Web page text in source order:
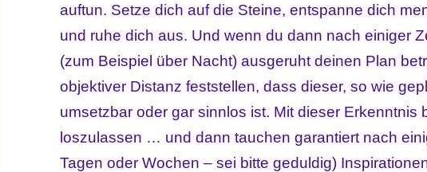
auftun. Setze dich auf die Steine, entspanne dich
und ruhe dich aus. Und wenn du dann nach einiger
(zum Beispiel über Nacht) ausgeruht deinen Plan
objektiver Distanz feststellen, dass dieser, so wie
umsetzbar oder gar sinnlos ist. Mit dieser Erkenntnis
loszulassen … und dann tauchen garantiert nach
Tagen oder Wochen – sei bitte geduldig)